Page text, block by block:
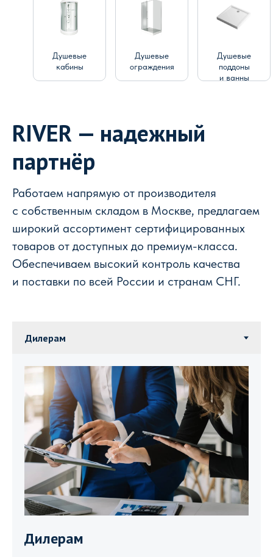
Душевые
кабины
Душевые
ограждения
Душевые
поддоны
и ванны
RIVER — надежный
партнёр
Работаем напрямую от производителя
с собственным складом в Москве, предлагаем
широкий ассортимент сертифицированных
товаров от доступных до премиум-класса.
Обеспечиваем высокий контроль качества
и поставки по всей России и странам СНГ.
Дилерам